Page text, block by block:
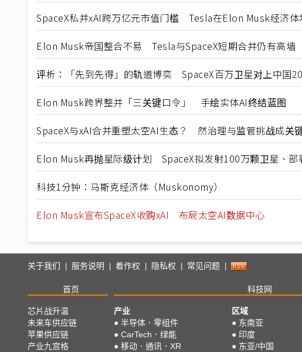
SpaceX私并xAI跨万亿元市值门槛 Tesla在Elon Musk经济体
Elon Musk帝国整合不易 Tesla与SpaceX短期合并仍有高墙
评析：「先到先得」的轨道博奕 SpaceX百万卫星对上中国
Elon Musk跨界整并「三关键口令」 手绘实体AI终结蓝图
SpaceX与xAI合并重塑太空AI生态？ 然治理与监管挑战成关
Elon Musk再抛星际级计划 SpaceX拟发射100万颗卫星、部
科技1分钟：马斯克经济体（Muskonomy）
Elon Musk宣布SpaceX收购xAI 布局太空AI数据中心
关于我们 服务说明 着作权 隐私权 常见问题
首页 科技网
芯片战升温
未来车供应链
苹果供应链
产业九宫格
产业
● 半导体．零组件
● CarTech．绿能
● 移动．通讯．XR
区域
● 东南亚
● 印度
● 东亚/中国